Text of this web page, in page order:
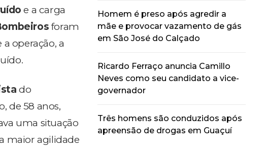
e a carga
foram
a operação, a
do
de 58 anos,
uma situação
maior agilidade
Homem é preso após agredir a
mãe e provocar vazamento de gás
em São José do Calçado
Ricardo Ferraço anuncia Camillo
Neves como seu candidato a vice-
governador
Três homens são conduzidos após
apreensão de drogas em Guaçuí